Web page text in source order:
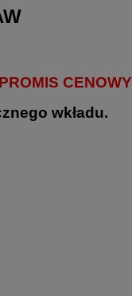
CENOWY
wkładu.